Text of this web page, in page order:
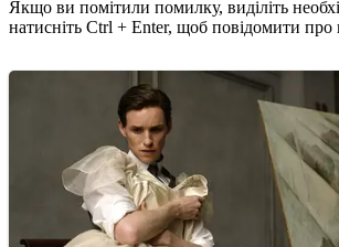
Якщо ви помітили помилку, виділіть
натисніть Ctrl + Enter, щоб повідомити про